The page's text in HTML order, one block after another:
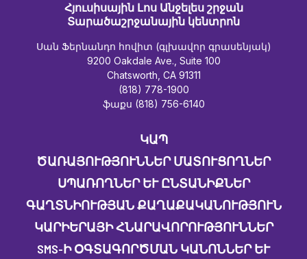
Հյուսիսային Լոս Անջելես շրջան
Տարածաշրջանային կենտրոն
Սան Ֆերնանդո հովիտ (գլխավոր գրասենյակ)
9200 Oakdale Ave., Suite 100
Chatsworth, CA 91311
(818) 778-1900
ֆաքս (818) 756-6140
ԿԱՊ
ԾԱՌԱՅՈՒԹՅՈՒՆՆԵՐ ՄԱՏՈՒՑՈՂՆԵՐ
ՍՊԱՌՈՂՆԵՐ ԵՒ ԸՆՏԱՆԻՔՆԵՐ
ԳԱՂՏՆԻՈՒԹՅԱՆ ՔԱՂԱՔԱԿԱՆՈՒԹՅՈՒՆ
ԿԱՐԻԵՐԱՅԻ ՀՆԱՐԱՎՈՐՈՒԹՅՈՒՆՆԵՐ
SMS-Ի ՕԳՏԱԳՈՐԾՄԱՆ ԿԱՆՈՆՆԵՐ ԵՒ Պ